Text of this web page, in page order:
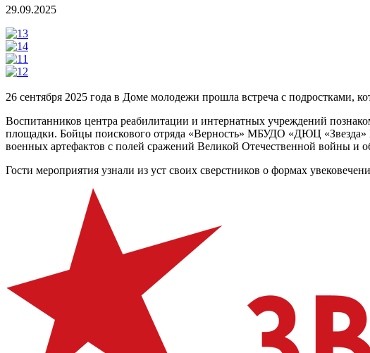
29.09.2025
26 сентября 2025 года в Доме молодежи прошла встреча с подростками,
Воспитанников центра реабилитации и интернатных учреждений
площадки. Бойцы поискового отряда «Верность» МБУДО «ДЮЦ «Звезда»
военных артефактов с полей сражений Великой Отечественной войны и
Гости мероприятия узнали из уст своих сверстников о формах